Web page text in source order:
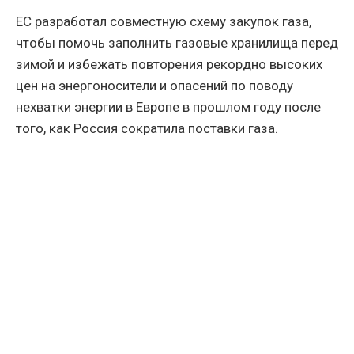
ЕС разработал совместную схему закупок газа,
чтобы помочь заполнить газовые хранилища перед
зимой и избежать повторения рекордно высоких
цен на энергоносители и опасений по поводу
нехватки энергии в Европе в прошлом году после
того, как Россия сократила поставки газа.